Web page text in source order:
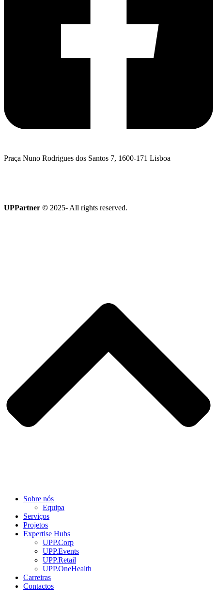
Praça Nuno Rodrigues dos Santos 7, 1600-171 Lisboa
UPPartner © 2025- All rights reserved.
Sobre nós
Equipa
Serviços
Projetos
Expertise Hubs
UPP.Corp
UPP.Events
UPP.Retail
UPP.OneHealth
Carreiras
Contactos